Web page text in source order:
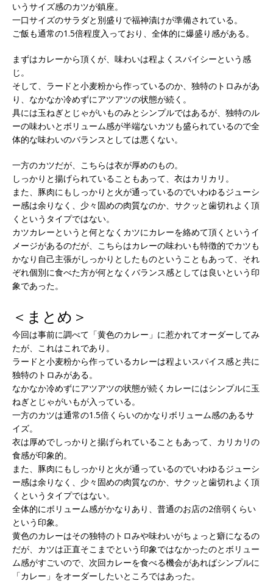
いうサイズ感のカツが鎮座。
一口サイズのサラダと別盛りで福神漬けが準備されている。
ご飯も通常の1.5倍程度入っており、全体的に爆盛り感がある。
まずはカレーから頂くが、味わいは程よくスパイシーという感
じ。
そして、ラードと小麦粉から作っているのか、独特のトロみがあ
り、なかなか冷めずにアツアツの状態が続く。
具には玉ねぎとじゃがいものみとシンプルではあるが、独特のル
ーの味わいとボリューム感が半端ないカツも盛られているので全
体的な味わいのバランスとしては悪くない。
一方のカツだが、こちらは衣が厚めのもの。
しっかりと揚げられていることもあって、衣はカリカリ。
また、豚肉にもしっかりと火が通っているのでいわゆるジューシ
ー感は余りなく、少々固めの肉質なのか、サクッと歯切れよく頂
くというタイプではない。
カツカレーというと何となくカツにカレーを絡めて頂くというイ
メージがあるのだが、こちらはカレーの味わいも特徴的でカツも
かなり自己主張がしっかりとしたものということもあって、それ
ぞれ個別に食べた方が何となくバランス感としては良いという印
象であった。
＜まとめ＞
今回は事前に調べて「黄色のカレー」に惹かれてオーダーしてみ
たが、これはこれであり。
ラードと小麦粉から作っているカレーは程よいスパイス感と共に
独特のトロみがある。
なかなか冷めずにアツアツの状態が続くカレーにはシンプルに玉
ねぎとじゃがいもが入っている。
一方のカツは通常の1.5倍くらいのかなりボリューム感のあるサ
イズ。
衣は厚めでしっかりと揚げられていることもあって、カリカリの
食感が印象的。
また、豚肉にもしっかりと火が通っているのでいわゆるジューシ
ー感は余りなく、少々固めの肉質なのか、サクッと歯切れよく頂
くというタイプではない。
全体的にボリューム感がかなりあり、普通のお店の2倍弱くらい
という印象。
黄色のカレーはその独特のトロみや味わいがちょっと癖になるの
だが、カツは正直そこまでという印象ではなかったのとボリュー
ム感がすごいので、次回カレーを食べる機会があればシンプルに
「カレー」をオーダーしたいところではあった。